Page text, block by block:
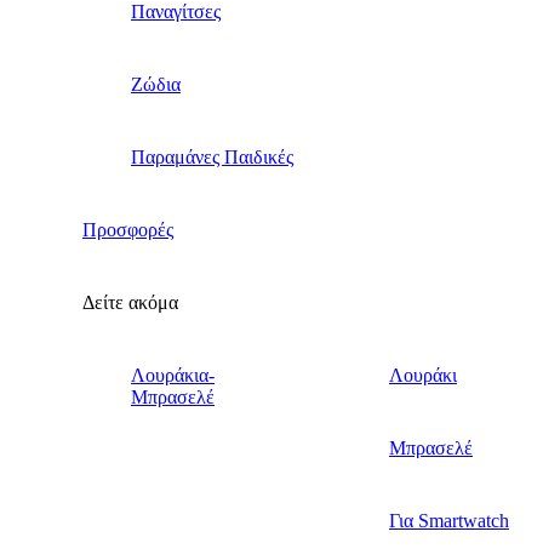
Παναγίτσες
Ζώδια
Παραμάνες Παιδικές
Προσφορές
Δείτε ακόμα
Λουράκια-
Μπρασελέ
Λουράκι
Μπρασελέ
Για Smartwatch